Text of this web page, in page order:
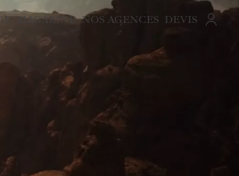
MAGAZINE NOS AGENCES DEVIS